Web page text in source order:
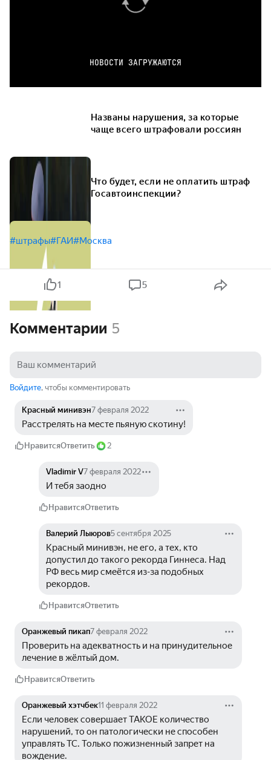
НОВОСТИ ЗАГРУЖАЮТСЯ
Названы нарушения, за которые
чаще всего штрафовали россиян
Что будет, если не оплатить штраф
Госавтоинспекции?
#штрафы#ГАИ#Москва
1 5
Комментарии 5
Войдите, чтобы комментировать
Красный минивэн7 февраля 2022
Расстрелять на месте пьяную скотину!
НравитсяОтветить 2
Vladimir V7 февраля 2022
И тебя заодно
НравитсяОтветить
Валерий Лыюров5 сентября 2025
Красный минивэн, не его, а тех, кто
допустил до такого рекорда Гиннеса. Над
РФ весь мир смеётся из-за подобных
рекордов.
НравитсяОтветить
Оранжевый пикап7 февраля 2022
Проверить на адекватность и на принудительное
лечение в жёлтый дом.
НравитсяОтветить
Оранжевый хэтчбек11 февраля 2022
Если человек совершает ТАКОЕ количество
нарушений, то он патологически не способен
управлять ТС. Только пожизненный запрет на
вождение.